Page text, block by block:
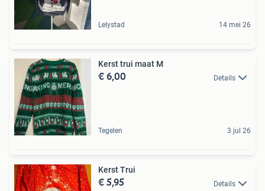
Lelystad 14 mei 26
Kerst trui maat M
€ 6,00 Details
Tegelen 3 jul 26
Kerst Trui
€ 5,95 Details